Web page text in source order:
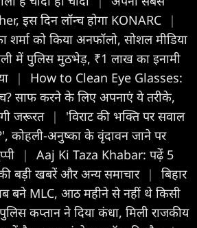
इस दिन लॉन्च होगा KONARC
|
शर्मा को किया अनफॉलो, सोशल मीडिया
में पुलिस मुठभेड़, ₹1 लाख का इनामी
|
How to Clean Eye Glasses:
साफ करने के लिए अपनाएं ये तरीके,
जरूरत |
'विराट की भक्ति पर सवाल
कोहली-अनुष्का के वृंदावन जाने पर
|
Aaj Ki Taza Khabar: पढ़ें 5
बड़ी खबरें और अन्य समाचार |
बिहार
बने MLC, आठ महीने से नहीं थे किसी
पुलिस कप्तान ने दिया कंधा, मिली राजकीय